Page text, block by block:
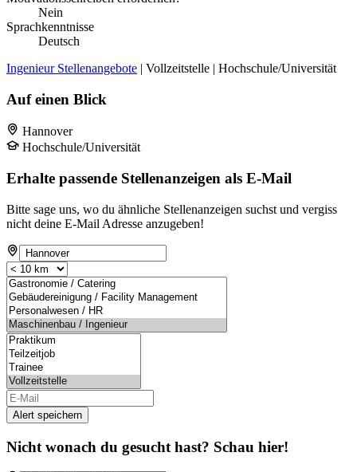
Nein
Sprachkenntnisse
Deutsch
Ingenieur Stellenangebote | Vollzeitstelle | Hochschule/Universität
Auf einen Blick
Hannover
Hochschule/Universität
Erhalte passende Stellenanzeigen als E-Mail
Bitte sage uns, wo du ähnliche Stellenanzeigen suchst und vergiss
nicht deine E-Mail Adresse anzugeben!
Alert speichern
Nicht wonach du gesucht hast? Schau hier!